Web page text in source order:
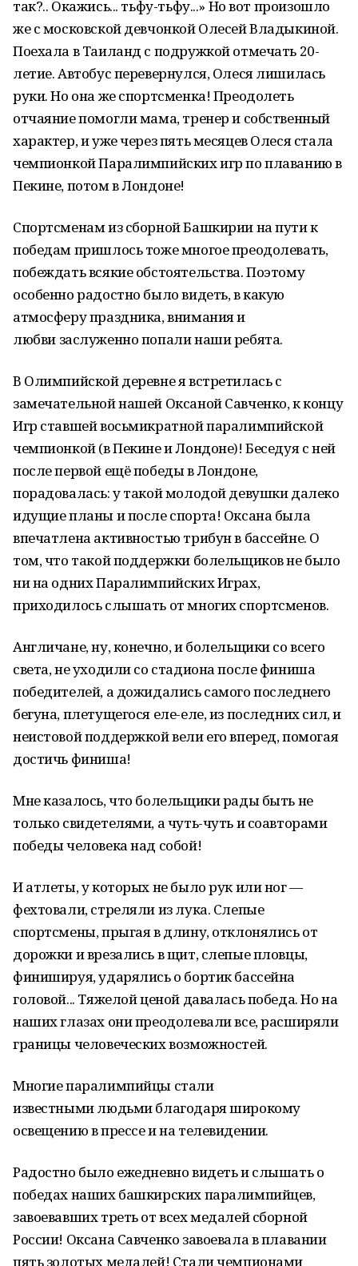
так?.. Окажись... тьфу-тьфу...» Но вот произошло
же с московской девчонкой Олесей Владыкиной.
Поехала в Таиланд с подружкой отмечать 20-
летие. Автобус перевернулся, Олеся лишилась
руки. Но она же спортсменка! Преодолеть
отчаяние помогли мама, тренер и собственный
характер, и уже через пять месяцев Олеся стала
чемпионкой Паралимпийских игр по плаванию в
Пекине, потом в Лондоне!
Спортсменам из сборной Башкирии на пути к
победам пришлось тоже многое преодолевать,
побеждать всякие обстоятельства. Поэтому
особенно радостно было видеть, в какую
атмосферу праздника, внимания и
любви заслуженнопопали наши ребята.
В Олимпийской деревне я встретилась с
замечательной нашей Оксаной Савченко, к концу
Игр ставшей восьмикратной паралимпийской
чемпионкой (в Пекине и Лондоне)! Беседуя с ней
после первой ещё победы в Лондоне,
порадовалась: у такой молодой девушки далеко
идущие планы и после спорта! Оксана была
впечатлена активностью трибун в бассейне. О
том, что такой поддержки болельщиков не было
ни на одних Паралимпийских Играх,
приходилось слышать от многих спортсменов.
Англичане, ну, конечно, и болельщики со всего
света, не уходили со стадиона после финиша
победителей, а дожидались самого последнего
бегуна, плетущегося еле-еле, из последних сил, и
неистовой поддержкой вели его вперед, помогая
достичь финиша!
Мне казалось, что болельщики рады быть не
только свидетелями, а чуть-чуть и соавторами
победы человека над собой!
И атлеты, у которых не было рук или ног —
фехтовали, стреляли из лука. Слепые
спортсмены, прыгая в длину, отклонялись от
дорожки и врезались в щит, слепые пловцы,
финишируя, ударялись о бортик бассейна
головой... Тяжелой ценой давалась победа. Но на
наших глазах они преодолевали все, расширяли
границы человеческих возможностей.
Многие паралимпийцы стали
известными людьми благодаря широкому
освещению в прессе и на телевидении.
Радостно было ежедневно видеть и слышать о
победах наших башкирских паралимпийцев,
завоевавших треть от всех медалей сборной
России! Оксана Савченко завоевала в плавании
пять золотых медалей! Стали чемпионами